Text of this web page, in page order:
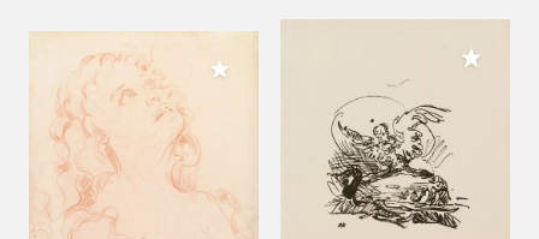
Meiner Sammlung hinzufügen
Meiner